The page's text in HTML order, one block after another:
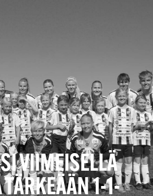
VIIMEISELLÄ
1-1-